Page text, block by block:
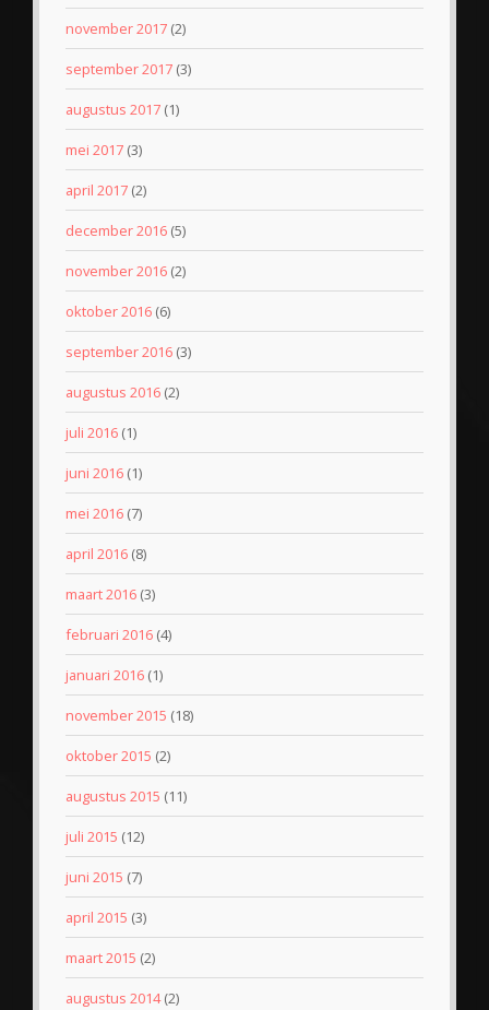
november 2017 (2)
september 2017 (3)
augustus 2017 (1)
mei 2017 (3)
april 2017 (2)
december 2016 (5)
november 2016 (2)
oktober 2016 (6)
september 2016 (3)
augustus 2016 (2)
juli 2016 (1)
juni 2016 (1)
mei 2016 (7)
april 2016 (8)
maart 2016 (3)
februari 2016 (4)
januari 2016 (1)
november 2015 (18)
oktober 2015 (2)
augustus 2015 (11)
juli 2015 (12)
juni 2015 (7)
april 2015 (3)
maart 2015 (2)
augustus 2014(2)